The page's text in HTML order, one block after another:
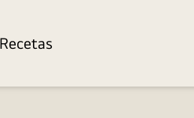
Recetas